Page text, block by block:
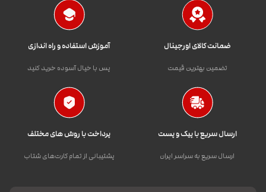
ضمانت کالای اورجینال
تضمین بهترین قیمت
آموزش استفاده و راه اندازی
پس با خیال آسوده خرید کنید
ارسال سریع با پیک و پست
ارسال سریع به سراسر ایران
پرداخت با روش های مختلف
پشتیبانی از تمام کارت‌های شتاب